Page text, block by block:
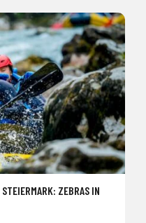
STEIERMARK: ZEBRAS IN